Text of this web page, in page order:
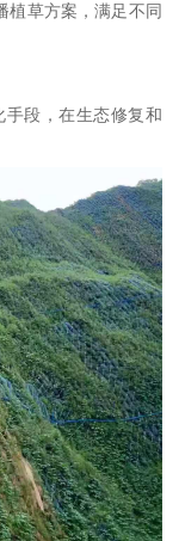
植草方案，满足不同
段，在生态修复和